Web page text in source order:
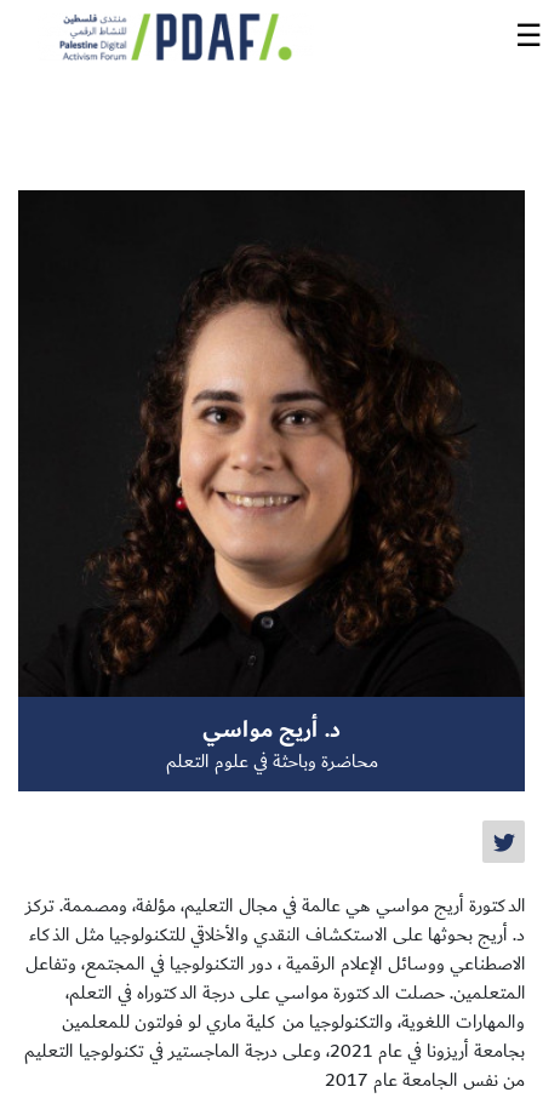
ومتحدثون
☰
د. أريج مواسي
محاضرة وباحثة في علوم التعلم
الدكتورة أريج مواسي هي عالمة في مجال التعليم، مؤلفة، ومصممة. تركز
د. أريج بحوثها على الاستكشاف النقدي والأخلاقي للتكنولوجيا مثل الذكاء
الاصطناعي ووسائل الإعلام الرقمية ، دور التكنولوجيا في المجتمع، وتفاعل
المتعلمين. حصلت الدكتورة مواسي على درجة الدكتوراه في التعلم،
والمهارات اللغوية، والتكنولوجيا من كلية ماري لو فولتون للمعلمين
بجامعة أريزونا في عام 2021، وعلى درجة الماجستير في تكنولوجيا التعليم
من نفس الجامعة عام 2017